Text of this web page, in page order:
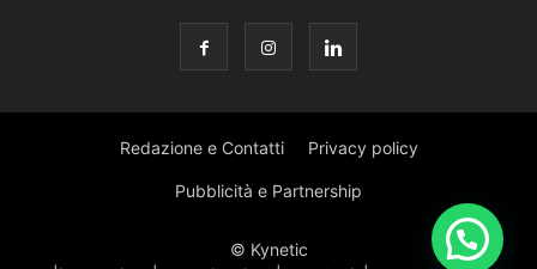
Redazione e Contatti Privacy policy
Pubblicità e Partnership
© Kynetic